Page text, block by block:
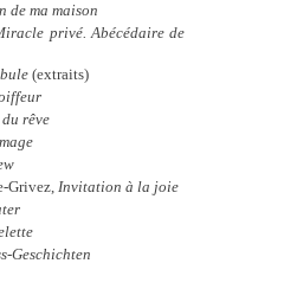
de ma maison
privé. Abécédaire de
(extraits)
rêve
Grivez,Invitation à la joie
Geschichten